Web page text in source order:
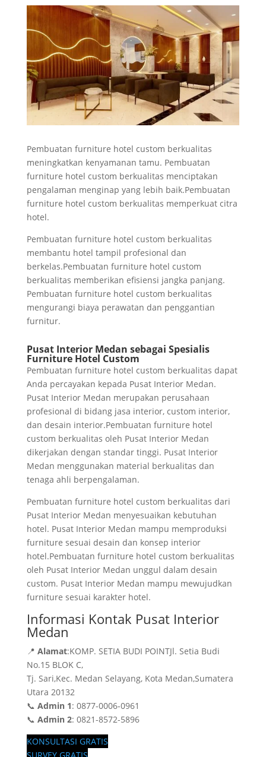
Pembuatan furniture hotel custom berkualitas
meningkatkan kenyamanan tamu. Pembuatan
furniture hotel custom berkualitas menciptakan
pengalaman menginap yang lebih baik.Pembuatan
furniture hotel custom berkualitas memperkuat citra
hotel.
Pembuatan furniture hotel custom berkualitas
membantu hotel tampil profesional dan
berkelas.Pembuatan furniture hotel custom
berkualitas memberikan efisiensi jangka panjang.
Pembuatan furniture hotel custom berkualitas
mengurangi biaya perawatan dan penggantian
furnitur.
Pusat Interior Medan sebagai Spesialis
Furniture Hotel Custom
Pembuatan furniture hotel custom berkualitas dapat
Anda percayakan kepada Pusat Interior Medan.
Pusat Interior Medan merupakan perusahaan
profesional di bidang jasa interior, custom interior,
dan desain interior.Pembuatan furniture hotel
custom berkualitas oleh Pusat Interior Medan
dikerjakan dengan standar tinggi. Pusat Interior
Medan menggunakan material berkualitas dan
tenaga ahli berpengalaman.
Pembuatan furniture hotel custom berkualitas dari
Pusat Interior Medan menyesuaikan kebutuhan
hotel. Pusat Interior Medan mampu memproduksi
furniture sesuai desain dan konsep interior
hotel.Pembuatan furniture hotel custom berkualitas
oleh Pusat Interior Medan unggul dalam desain
custom. Pusat Interior Medan mampu mewujudkan
furniture sesuai karakter hotel.
Informasi Kontak Pusat Interior
Medan
📍 Alamat:KOMP. SETIA BUDI POINTJl. Setia Budi
No.15 BLOK C,
Tj. Sari,Kec. Medan Selayang, Kota Medan,Sumatera
Utara 20132
📞 Admin 1: 0877-0006-0961
📞 Admin 2: 0821-8572-5896
KONSULTASI GRATIS